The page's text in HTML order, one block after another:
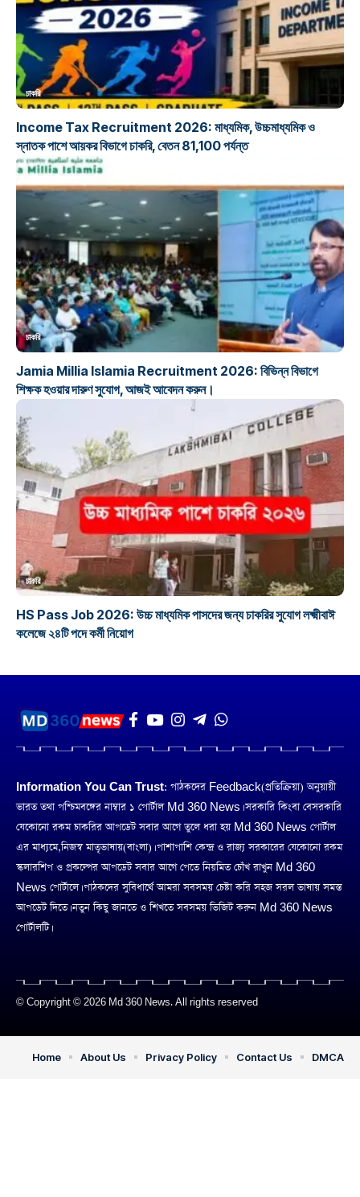
চাকরি
Income Tax Recruitment 2026: মাধ্যমিক, উচ্চমাধ্যমিক ও
স্নাতক পাশে আয়কর বিভাগে চাকরি, বেতন 81,100 পর্যন্ত
চাকরি
Jamia Millia Islamia Recruitment 2026: বিভিন্ন বিভাগে
শিক্ষক হওয়ার দারুণ সুযোগ, আজই আবেদন করুন।
চাকরি
HS Pass Job 2026: উচ্চ মাধ্যমিক পাসদের জন্য চাকরির সুযোগ লক্ষ্মীবাঈ
কলেজে ২৪টি পদে কর্মী নিয়োগ
Information You Can Trust: পাঠকদের Feedback(প্রতিক্রিয়া) অনুয়ায়ী
ভারত তথা পশ্চিমবঙ্গের নাম্বার ১ পোর্টাল Md 360 News। সরকারি কিংবা বেসরকারি
যেকোনো রকম চাকরির আপডেট সবার আগে তুলে ধরা হয় Md 360 News পোর্টাল
এর মাধ্যমে,নিজস্ব মাতৃভাষায়(বাংলা)। পাশাপাশি কেন্দ্র ও রাজ্য সরকারের যেকোনো রকম
স্কলারশিপ ও প্রকল্পের আপডেট সবার আগে পেতে নিয়মিত চোঁখ রাখুন Md 360
News পোর্টালে। পাঠকদের সুবিধার্থে আমরা সবসময় চেষ্টা করি সহজ সরল ভাষায় সমস্ত
আপডেট দিতে। নতুন কিছু জানতে ও শিখতে সবসময় ভিজিট করুন Md 360 News
পোর্টালটি।
© Copyright © 2026 Md 360 News. All rights reserved
Home About Us Privacy Policy Contact Us DMCA